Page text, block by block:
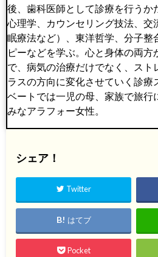
後、歯科医師として診療を行うか
心理学、カウンセリング技法、交
眠療法など）、東洋哲学、分子整
ピーなどを学ぶ。心と身体の両方
で、病気の治療だけでなく、スト
ラスの方向に変化させていく診療
ベートでは一児の母、家族で旅行
みなアラフォー女性。
シェア！
Twitter
はてブ
Pocket